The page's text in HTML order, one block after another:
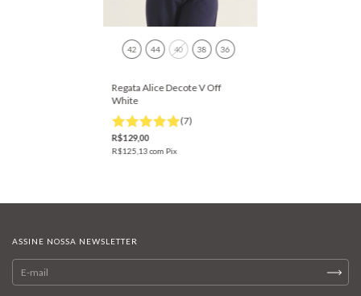
42 44 40 38 36
Regata Alice Decote V Off
White
(7)
R$129,00
R$125,13com Pix
ASSINE NOSSA NEWSLETTER